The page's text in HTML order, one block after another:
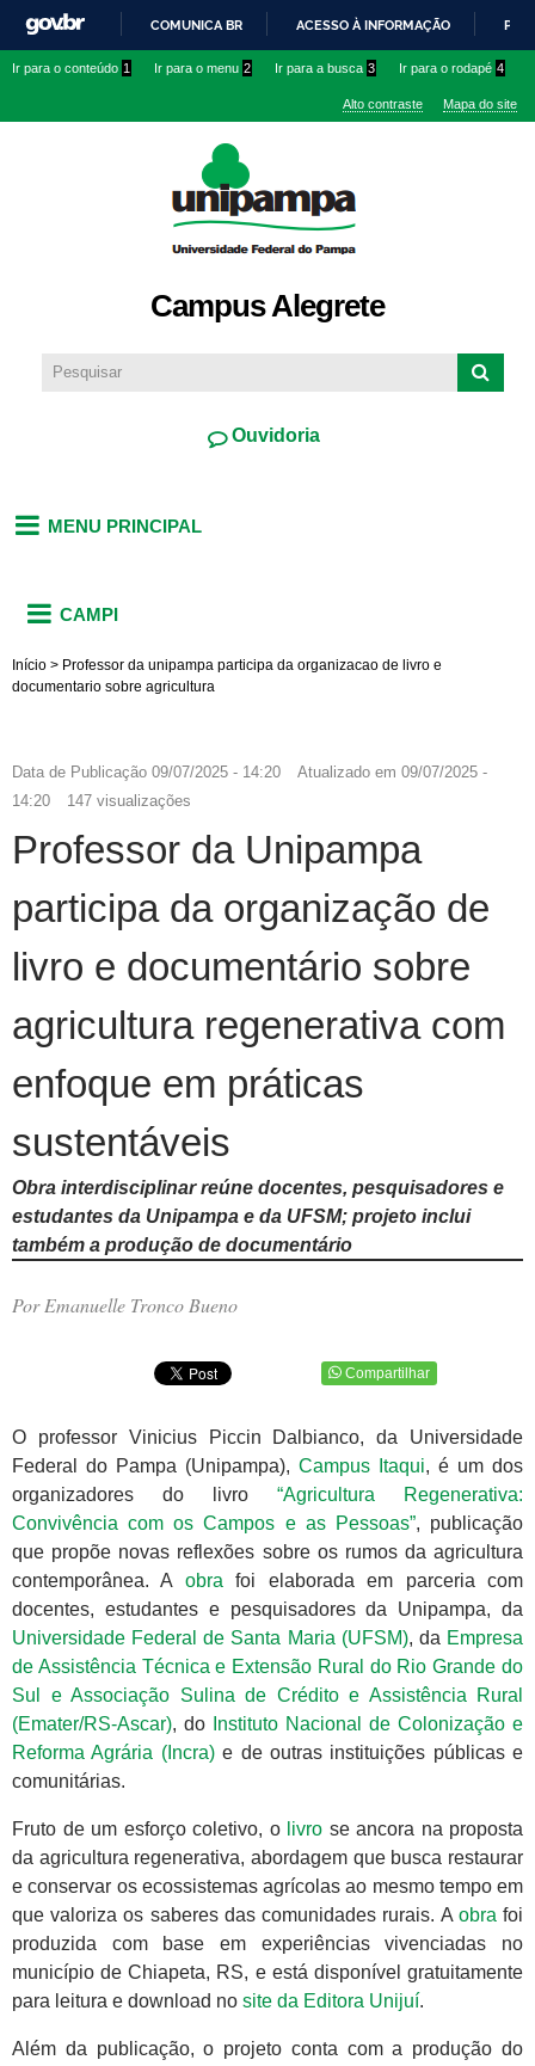
conteúdo
IR
O
COMUNICA BR ACESSO À INFORMAÇÃO
Ir para o conteúdo 1 Ir para o menu 2 Ir para a busca 3 Ir para o rodapé 4
Alto contraste Mapa do site
Campus Alegrete
Ouvidoria
MENU PRINCIPAL
CAMPI
Início > Professor da unipampa participa da organizacao de livro e
documentario sobre agricultura
Data de Publicação 09/07/2025 - 14:20 Atualizado em 09/07/2025 -
14:20
147 visualizações
Professor da Unipampa
participa da organização de
livro e documentário sobre
agricultura regenerativa com
enfoque em práticas
sustentáveis
Obra interdisciplinar reúne docentes, pesquisadores e
estudantes da Unipampa e da UFSM; projeto inclui
também a produção de documentário
Por Emanuelle Tronco Bueno
Compartilhar
O professor Vinicius Piccin Dalbianco, da Universidade
Federal do Pampa (Unipampa), Campus Itaqui, é um dos
organizadores do livro “Agricultura Regenerativa:
Convivência com os Campos e as Pessoas”, publicação
que propõe novas reflexões sobre os rumos da agricultura
contemporânea. A obra foi elaborada em parceria com
docentes, estudantes e pesquisadores da Unipampa, da
Universidade Federal de Santa Maria (UFSM), da Empresa
de Assistência Técnica e Extensão Rural do Rio Grande do
Sul e Associação Sulina de Crédito e Assistência Rural
(Emater/RS-Ascar), do
Instituto Nacional de Colonização e
Reforma Agrária (Incra)e de outras instituições públicas e
comunitárias.
Fruto de um esforço coletivo, o livro se ancora na proposta
da agricultura regenerativa, abordagem que busca restaurar
e conservar os ecossistemas agrícolas ao mesmo tempo em
que valoriza os saberes das comunidades rurais. A obra foi
produzida com base em experiências vivenciadas no
município de Chiapeta, RS, e está disponível gratuitamente
para leitura e download no site da Editora Unijuí.
Além da publicação, o projeto conta com a produção do